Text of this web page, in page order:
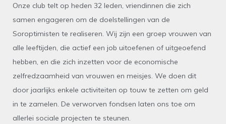
Onze club telt op heden 32 leden, vriendinnen die zich
samen engageren om de doelstellingen van de
Soroptimisten te realiseren. Wij zijn een groep vrouwen van
alle leeftijden, die actief een job uitoefenen of uitgeoefend
hebben, en die zich inzetten voor de economische
zelfredzaamheid van vrouwen en meisjes. We doen dit
door jaarlijks enkele activiteiten op touw te zetten om geld
in te zamelen. De verworven fondsen laten ons toe om
allerlei sociale projecten te steunen.